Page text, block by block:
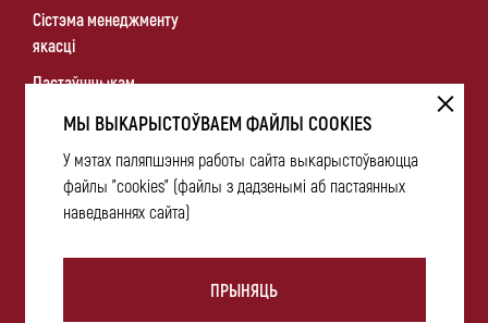
Сістэма менеджменту
якасці
Пастаўшчыкам
Мінскі
Саўмін Мінпрам
МЫ ВЫКАРЫСТОЎВАЕМ ФАЙЛЫ COOKIES
У мэтах паляпшэння работы сайта выкарыстоўваюцца
файлы "cookies" (файлы з дадзенымі аб пастаянных
наведваннях сайта)
ПРЫНЯЦЬ